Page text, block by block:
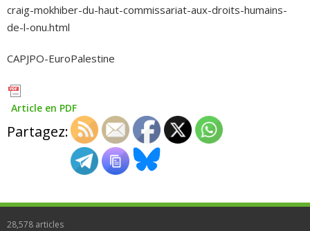
craig-mokhiber-du-haut-commissariat-aux-droits-humains-
de-l-onu.html
CAPJPO-EuroPalestine
Article en PDF
Partagez:
28,578 articles